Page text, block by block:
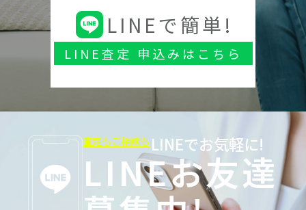
LINEで簡単!
LINE査定 申込みはこちら
査定もご相談も LINEでお気軽に!
LINEお友達